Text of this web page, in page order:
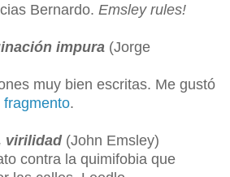
Bernardo. Emsley rules!
impura (Jorge
muy bien escritas. Me gustó
fragmento.
virilidad(John Emsley)
contra la quimifobia que